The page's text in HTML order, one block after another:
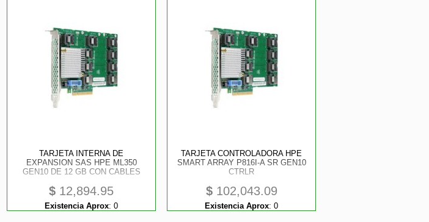
TARJETA INTERNA DE
EXPANSION SAS HPE ML350
GEN10 DE 12 GB CON CABLES
$ 12,894.95
Existencia Aprox: 0
TARJETA CONTROLADORA HPE
SMART ARRAY P816I-A SR GEN10
CTRLR
$102,043.09
Existencia Aprox: 0